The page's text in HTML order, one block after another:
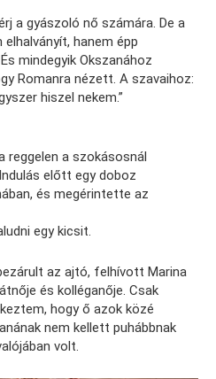
a gyászoló nő számára. De a
hanem épp
mindegyik Okszanához
Romanra nézett. A szavaihoz:
hiszel nekem.”
reggelen a szokásosnál
előtt egy doboz
és megérintette az
egy kicsit.
az ajtó, felhívott Marina
és kolléganője. Csak
hogy ő azok közé
nem kellett puhábbnak
volt.